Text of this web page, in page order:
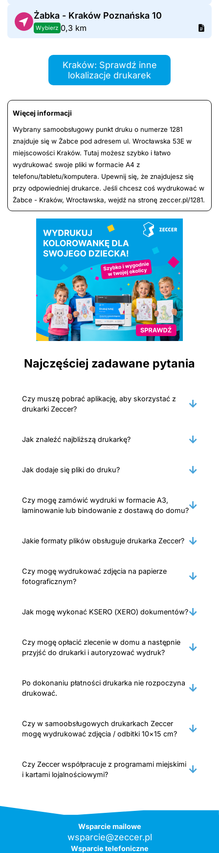
Żabka - Kraków Poznańska 10
Wybierz 0,3 km
Kraków: Sprawdź inne
lokalizacje drukarek
Więcej informacji
Wybrany samoobsługowy punkt druku o numerze 1281
znajduje się w Żabce pod adresem ul. Wrocławska 53E w
miejscowości Kraków. Tutaj możesz szybko i łatwo
wydrukować swoje pliki w formacie A4 z
telefonu/tabletu/komputera. Upewnij się, że znajdujesz się
przy odpowiedniej drukarce. Jeśli chcesz coś wydrukować w
Żabce - Kraków, Wrocławska, wejdź na stronę zeccer.pl/1281.
Najczęściej zadawane pytania
Czy muszę pobrać aplikację, aby skorzystać z
drukarki Zeccer?
Jak znaleźć najbliższą drukarkę?
Jak dodaje się pliki do druku?
Czy mogę zamówić wydruki w formacie A3,
laminowanie lub bindowanie z dostawą do domu?
Jakie formaty plików obsługuje drukarka Zeccer?
Czy mogę wydrukować zdjęcia na papierze
fotograficznym?
Jak mogę wykonać KSERO (XERO) dokumentów?
Czy mogę opłacić zlecenie w domu a następnie
przyjść do drukarki i autoryzować wydruk?
Po dokonaniu płatności drukarka nie rozpoczyna
drukować.
Czy w samoobsługowych drukarkach Zeccer
mogę wydrukować zdjęcia / odbitki 10×15 cm?
Czy Zeccer współpracuje z programami miejskimi
i kartami lojalnościowymi?
Wsparcie mailowe
wsparcie@zeccer.pl
Wsparcie telefoniczne